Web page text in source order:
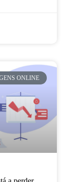
ONLINE